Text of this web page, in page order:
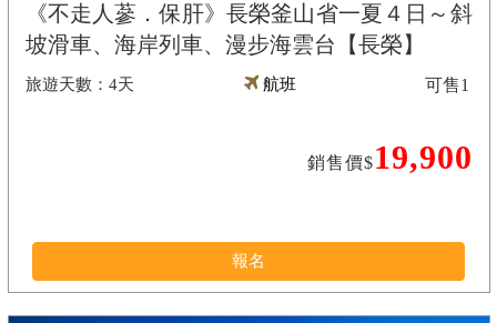
《不走人蔘．保肝》長榮釜山省一夏４日～斜
坡滑車、海岸列車、漫步海雲台【長榮】
4天 航班
銷售價$19,900
可售1
報名